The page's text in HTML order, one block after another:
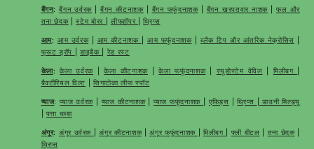
बैंगन:बैंगन उर्वरक |बैंगन कीटनाशक| बैंगन फफूंदनाशक| बैंगन खरपतवार नाशक |फल और
तना छेदक|स्टेम बोरर |लीफहॉपर |थ्रिप्स
आम: आम उर्वरक| आम कीटनाशक आम फफूंदनाशक| ब्लैक टिप और आंतरिक नेक्रोसिस
फ्रूट ड्रॉप
|डाइबैक रेड रस्ट
केला:केला उर्वरक |केला कीटनाशक|केला फफूंदनाशक| स्यूडोस्टेम वेविल मिलीबग
बैक्टीरियल विल्ट |सिगाटोका लीफ स्पॉट
प्याज:प्याज उर्वरक| प्याज कीटनाशक|प्याज फफूंदनाशक एफिड्स |थ्रिप्स
डाउनी मिल्ड्यू
पत्ता धब्बा
अंगूर: अंगूर उर्वरक |अंगूर कीटनाशक|अंगूर फफूंदनाशक मिलीबग फ्ली बीटल तना छेदक|
थ्रिप्स